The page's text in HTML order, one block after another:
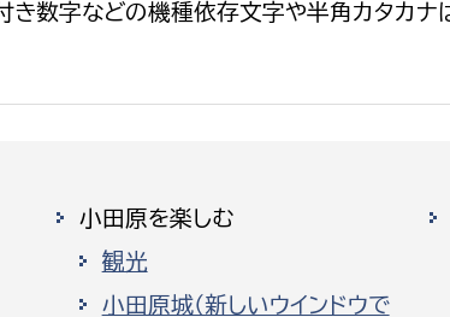
き数字などの機種依存文字や半角カタカナ
小田原を楽しむ
観光
小田原城（新しいウインドウで